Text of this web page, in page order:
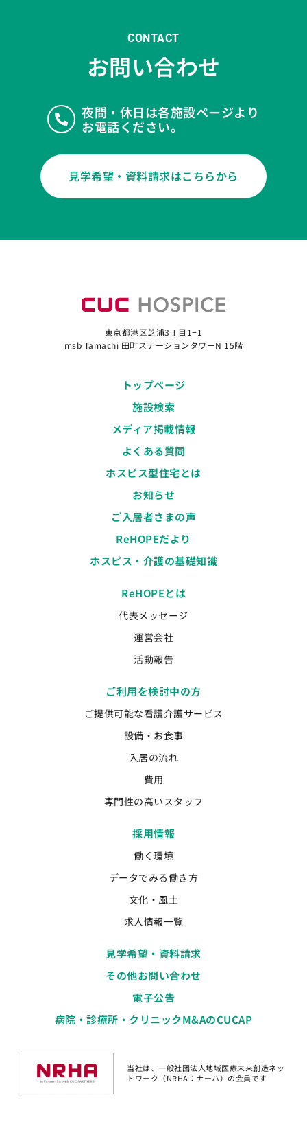
CONTACT
お問い合わせ
夜間・休日は各施設ページより
お電話ください。
見学希望・資料請求はこちらから
東京都港区芝浦3丁目1−1
msb Tamachi 田町ステーションタワーN 15階
トップページ
施設検索
メディア掲載情報
よくある質問
ホスピス型住宅とは
お知らせ
ご入居者さまの声
ReHOPEだより
ホスピス・介護の基礎知識
ReHOPEとは
代表メッセージ
運営会社
活動報告
ご利用を検討中の方
ご提供可能な看護介護サービス
設備・お食事
入居の流れ
費用
専門性の高いスタッフ
採用情報
働く環境
データでみる働き方
文化・風土
求人情報一覧
見学希望・資料請求
その他お問い合わせ
電子公告
病院・診療所・クリニックM&AのCUCAP
当社は、一般社団法人地域医療未来創造ネッ
トワーク（NRHA：ナーハ）の会員です